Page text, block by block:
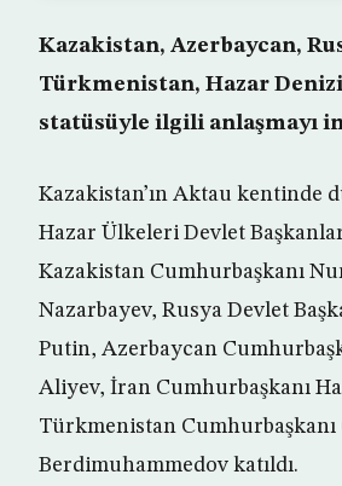
Kazakistan, Azerbaycan,
Türkmenistan, Hazar
statüsüyle ilgili anlaşmayı
Kazakistan’ın Aktau kentinde
Hazar Ülkeleri Devlet
Kazakistan Cumhurbaşkanı
Nazarbayev, Rusya Devlet
Putin, Azerbaycan
Aliyev, İran Cumhurbaşkanı
Türkmenistan
Berdimuhammedov katıldı.